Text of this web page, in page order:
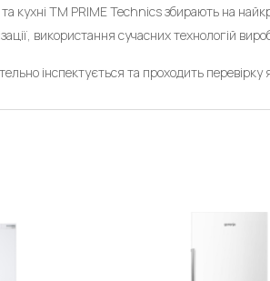
кухні ТМ PRIME Technics збирають на
використання сучасних технологій
інспектується та проходить